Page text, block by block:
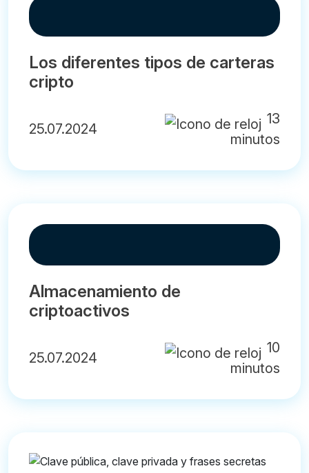
Los diferentes tipos de carteras
cripto
25.07.2024
13
minutos
Almacenamiento de
criptoactivos
25.07.2024
10
minutos